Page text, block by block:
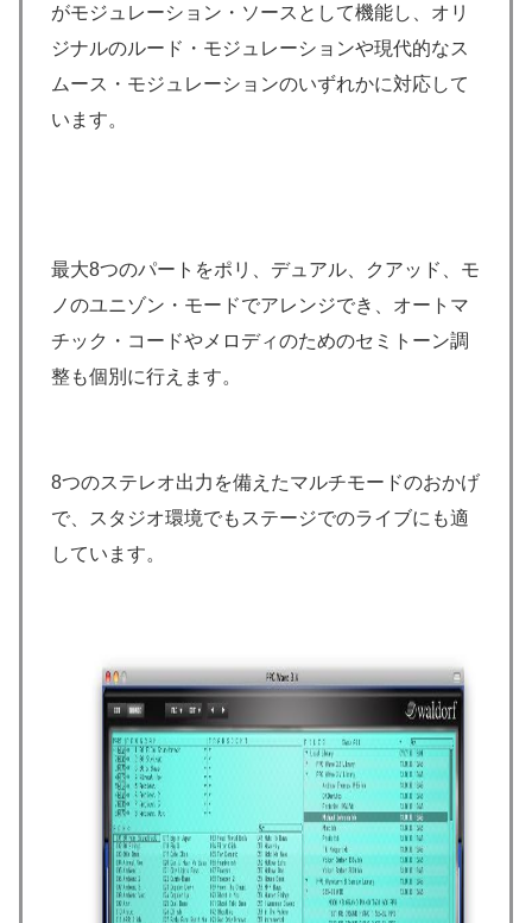
がモジュレーション・ソースとして機能し、オリ
ジナルのルード・モジュレーションや現代的なス
ムース・モジュレーションのいずれかに対応して
います。
最大8つのパートをポリ、デュアル、クアッド、モ
ノのユニゾン・モードでアレンジでき、オートマ
チック・コードやメロディのためのセミトーン調
整も個別に行えます。
8つのステレオ出力を備えたマルチモードのおかげ
で、スタジオ環境でもステージでのライブにも適
しています。